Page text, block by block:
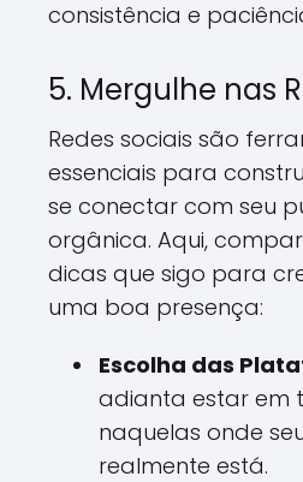
consistência e
5. Mergulhe nas
Redes sociais são
essenciais para
se conectar com seu
orgânica. Aqui,
dicas que sigo para
uma boa presença:
Escolha das
adianta estar em
naquelas onde
realmente está.